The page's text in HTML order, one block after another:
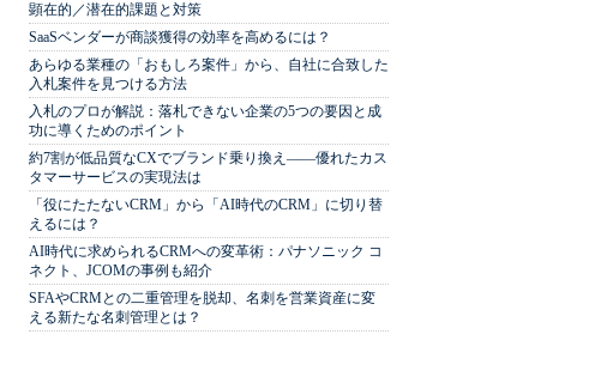
顕在的／潜在的課題と対策
SaaSベンダーが商談獲得の効率を高めるには？
あらゆる業種の「おもしろ案件」から、自社に合致した
入札案件を見つける方法
入札のプロが解説：落札できない企業の5つの要因と成
功に導くためのポイント
約7割が低品質なCXでブランド乗り換え――優れたカス
タマーサービスの実現法は
「役にたたないCRM」から「AI時代のCRM」に切り替
えるには？
AI時代に求められるCRMへの変革術：パナソニック コ
ネクト、JCOMの事例も紹介
SFAやCRMとの二重管理を脱却、名刺を営業資産に変
える新たな名刺管理とは？